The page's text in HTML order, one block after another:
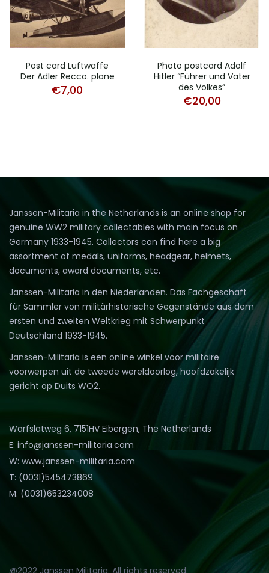
Post card Luftwaffe
Der Adler Recco. plane
€7,00
Photo postcard Adolf
Hitler “Führer und Vater
des Volkes”
€20,00
Janssen-Militaria in the Netherlands is an online shop for
genuine WW2 military collectables with main focus on
Germany 1933-1945. Collectors can find here a big
assortment of medals, uniforms, headgear, helmets,
documents, award documents, etc.
Janssen-Militaria in den Niederlanden. Das Fachgeschäft
für Sammler von militärhistorische Gegenstände aus dem
ersten und zweiten Weltkrieg mit Schwerpunkt
Deutschland 1933-1945.
Janssen-Militaria is een online winkel voor militaire
voorwerpen uit de tweede wereldoorlog, hoofdzakelijk
gericht op Duits WO2.
Warfslatweg 6, 7151HV Eibergen, The Netherlands
E: info@janssen-militaria.com
W: www.janssen-militaria.com
T: (0031)545473869
M: (0031)653234008